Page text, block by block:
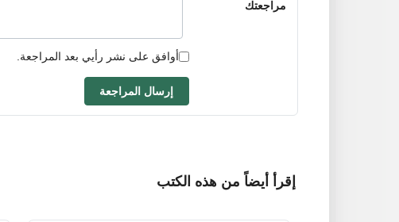
مراجعتك
أوافق على نشر رأيي بعد المراجعة.
إرسال المراجعة
إقرأ أيضاً من هذه الكتب